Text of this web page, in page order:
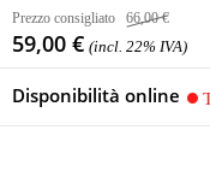
Prezzo consigliato 66,00 €
59,00 € (incl. 22% IVA)
Disponibilità online